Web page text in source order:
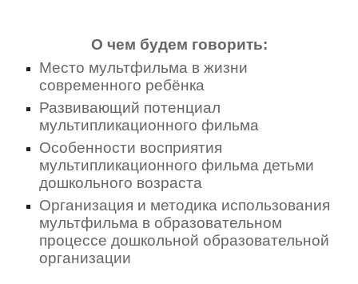
О чем будем говорить:
Место мультфильма в жизни
современного ребёнка
Развивающий потенциал
мультипликационного фильма
Особенности восприятия
мультипликационного фильма детьми
дошкольного возраста
Организация и методика использования
мультфильма в образовательном
процессе дошкольной образовательной
организации